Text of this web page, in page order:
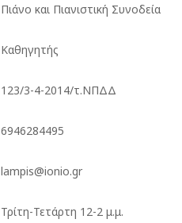
Πιάνο και Πιανιστική Συνοδεία
Καθηγητής
123/3-4-2014/τ.ΝΠΔΔ
6946284495
lampis@ionio.gr
Τρίτη-Τετάρτη 12-2 μ.μ.